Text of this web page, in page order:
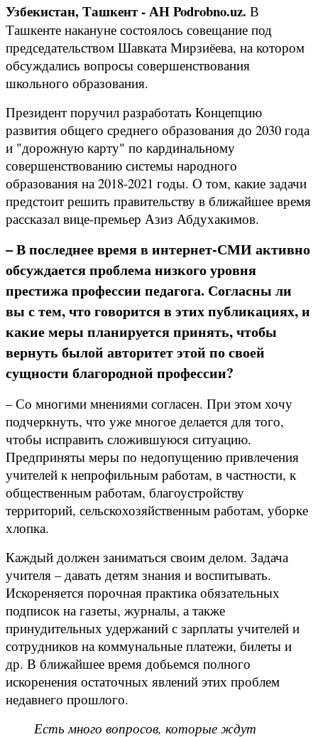
Узбекистан, Ташкент - АН Podrobno.uz. В
Ташкенте накануне состоялось совещание под
председательством Шавката Мирзиёева, на котором
обсуждались вопросы совершенствования
школьного образования.
Президент поручил разработать Концепцию
развития общего среднего образования до 2030 года
и "дорожную карту" по кардинальному
совершенствованию системы народного
образования на 2018-2021 годы. О том, какие задачи
предстоит решить правительству в ближайшее время
рассказал вице-премьер Азиз Абдухакимов.
– В последнее время в интернет-СМИ активно
обсуждается проблема низкого уровня
престижа профессии педагога. Согласны ли
вы с тем, что говорится в этих публикациях, и
какие меры планируется принять, чтобы
вернуть былой авторитет этой по своей
сущности благородной профессии?
– Со многими мнениями согласен. При этом хочу
подчеркнуть, что уже многое делается для того,
чтобы исправить сложившуюся ситуацию.
Предприняты меры по недопущению привлечения
учителей к непрофильным работам, в частности, к
общественным работам, благоустройству
территорий, сельскохозяйственным работам, уборке
хлопка.
Каждый должен заниматься своим делом. Задача
учителя – давать детям знания и воспитывать.
Искореняется порочная практика обязательных
подписок на газеты, журналы, а также
принудительных удержаний с зарплаты учителей и
сотрудников на коммунальные платежи, билеты и
др. В ближайшее время добьемся полного
искоренения остаточных явлений этих проблем
недавнего прошлого.
Есть много вопросов, которые ждут